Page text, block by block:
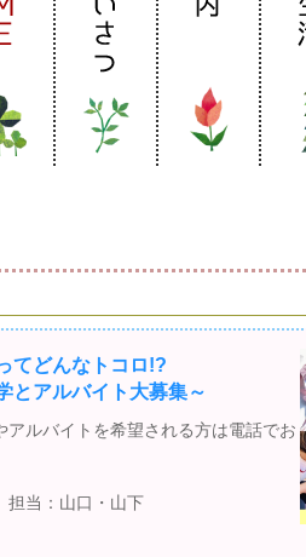
てどんなトコロ!?
とアルバイト大募集～
アルバイトを希望される方は電話でお
担当：山口・山下